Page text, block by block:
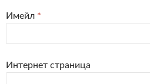
Имейл *
Интернет страница